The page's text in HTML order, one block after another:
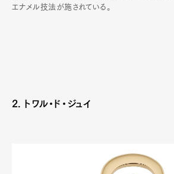
Pen international
エナメル技法が施されている。
2. トワル・ド・ジュイ